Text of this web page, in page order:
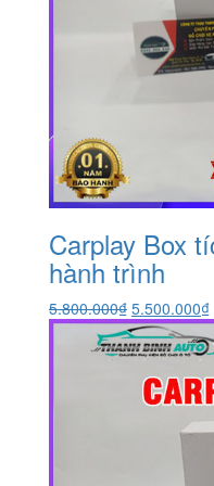
Carplay Box
hành trình
5.800.000₫ Giá
gốc
là:
5.800.000₫.
5.500.000₫